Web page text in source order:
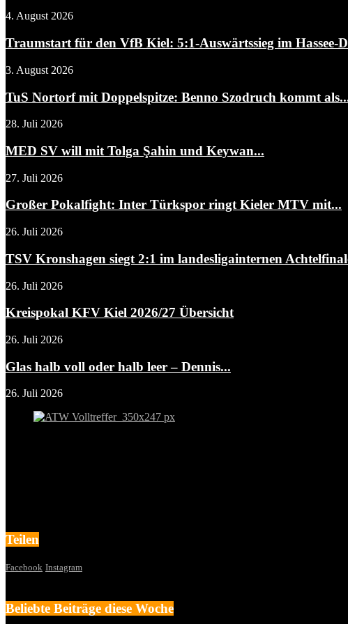
4. August 2026
Traumstart für den VfB Kiel: 5:1-Auswärtssieg im Hassee-
3. August 2026
TuS Nortorf mit Doppelspitze: Benno Szodruch kommt
28. Juli 2026
MED SV will mit Tolga Şahin und Keywan...
27. Juli 2026
Großer Pokalfight: Inter Türkspor ringt Kieler MTV mit...
26. Juli 2026
TSV Kronshagen siegt 2:1 im landesligainternen
26. Juli 2026
Kreispokal KFV Kiel 2026/27 Übersicht
26. Juli 2026
Glas halb voll oder halb leer – Dennis...
26. Juli 2026
Teilen
Facebook Instagram
Beliebte Beiträge diese Woche